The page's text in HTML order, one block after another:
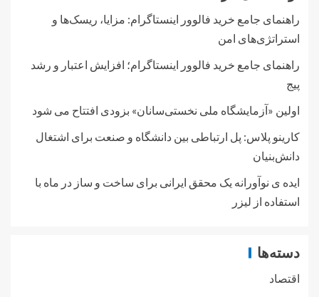
راهنمای جامع خرید فالوور اینستاگرام: مزایا، ریسک‌ها و
استراتژی‌های امن
راهنمای جامع خرید فالوور اینستاگرام؛ افزایش اعتبار و رشد
پیج
اولین «آزمایشگاه ملی نخستی‌سانان» بزودی افتتاح می شود
کارینو پلاس: پل ارتباطی بین دانشگاه و صنعت برای اشتغال
دانش‌بنیان
ایده ی نوآورانه یک محقق ایرانی برای ساخت و ساز در ماه با
استفاده از لیزر
دسته‌ها
اقتصاد